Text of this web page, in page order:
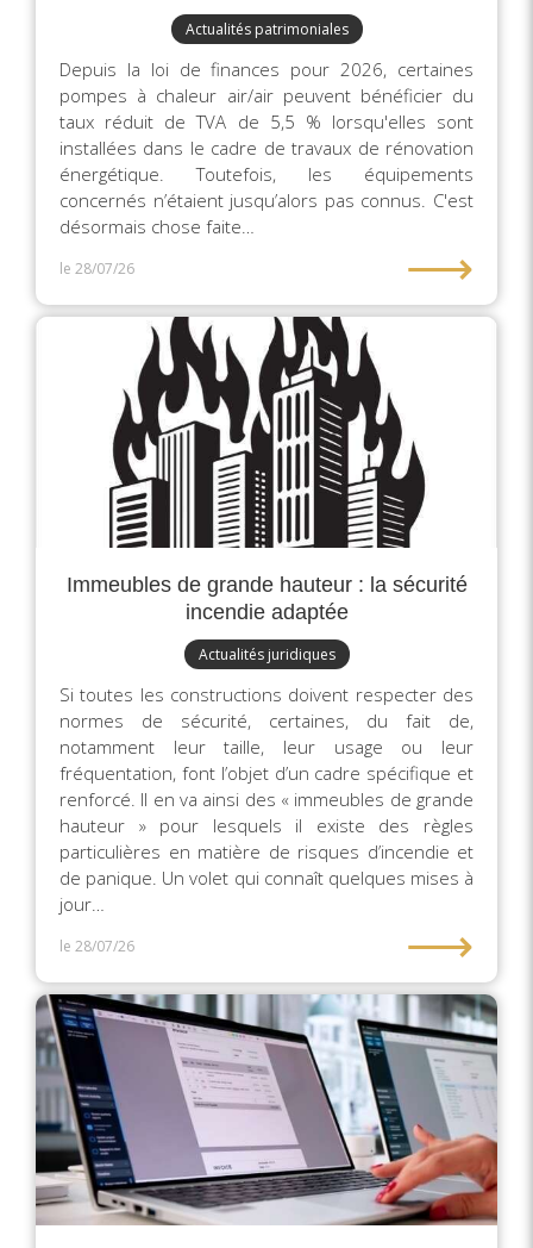
Actualités patrimoniales
Depuis la loi de finances pour 2026, certaines
pompes à chaleur air/air peuvent bénéficier du
taux réduit de TVA de 5,5 % lorsqu'elles sont
installées dans le cadre de travaux de rénovation
énergétique. Toutefois, les équipements
concernés n’étaient jusqu’alors pas connus. C'est
désormais chose faite…
le 28/07/26 ⟶
Immeubles de grande hauteur : la sécurité
incendie adaptée
Actualités juridiques
Si toutes les constructions doivent respecter des
normes de sécurité, certaines, du fait de,
notamment leur taille, leur usage ou leur
fréquentation, font l’objet d’un cadre spécifique et
renforcé. Il en va ainsi des « immeubles de grande
hauteur » pour lesquels il existe des règles
particulières en matière de risques d’incendie et
de panique. Un volet qui connaît quelques mises à
jour…
le 28/07/26 ⟶